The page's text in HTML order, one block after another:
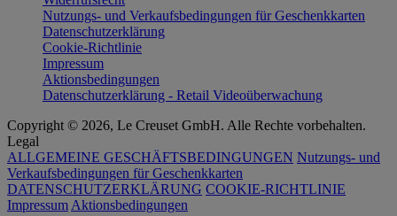
Nutzungs- und Verkaufsbedingungen für Geschenkkarten
Datenschutzerklärung
Cookie-Richtlinie
Impressum
Aktionsbedingungen
Datenschutzerklärung - Retail Videoüberwachung
Copyright © 2026, Le Creuset GmbH. Alle Rechte vorbehalten.
Legal
ALLGEMEINE GESCHÄFTSBEDINGUNGEN Nutzungs- und
Verkaufsbedingungen für Geschenkkarten
DATENSCHUTZERKLÄRUNG COOKIE-RICHTLINIE
Impressum Aktionsbedingungen